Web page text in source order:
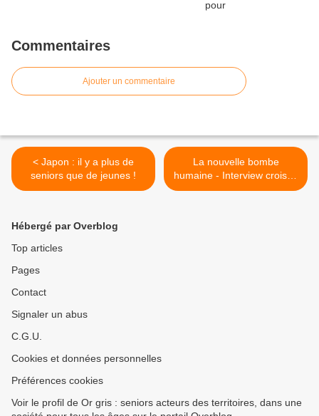
Commentaires
Ajouter un commentaire
< Japon : il y a plus de
seniors que de jeunes !
La nouvelle bombe
humaine - Interview croisée
de Laurent Chalard, Hélène
Hébergé par Overblog
Top articles
Pages
Contact
Signaler un abus
C.G.U.
Cookies et données personnelles
Préférences cookies
Voir le profil de Or gris : seniors acteurs des territoires, dans une